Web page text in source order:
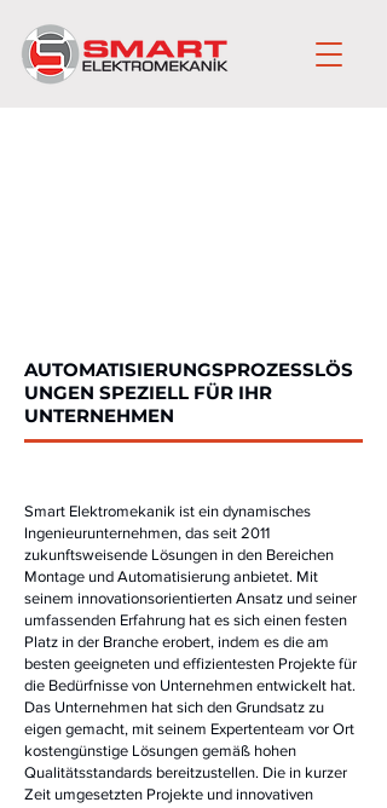
AUTOMATISIERUNGSPROZESSLÖS
UNGEN SPEZIELL FÜR IHR
UNTERNEHMEN
Smart Elektromekanik ist ein dynamisches
Ingenieurunternehmen, das seit 2011
zukunftsweisende Lösungen in den Bereichen
Montage und Automatisierung anbietet. Mit
seinem innovationsorientierten Ansatz und seiner
umfassenden Erfahrung hat es sich einen festen
Platz in der Branche erobert, indem es die am
besten geeigneten und effizientesten Projekte für
die Bedürfnisse von Unternehmen entwickelt hat.
Das Unternehmen hat sich den Grundsatz zu
eigen gemacht, mit seinem Expertenteam vor Ort
kostengünstige Lösungen gemäß hohen
Qualitätsstandards bereitzustellen. Die in kurzer
Zeit umgesetzten Projekte und innovativen